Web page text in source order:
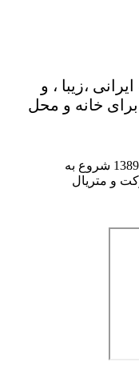
،زیبا ، و
خانه و محل
شهر موکت ایرانی فعالیت خود را از سال 1389 شروع به
و متریال